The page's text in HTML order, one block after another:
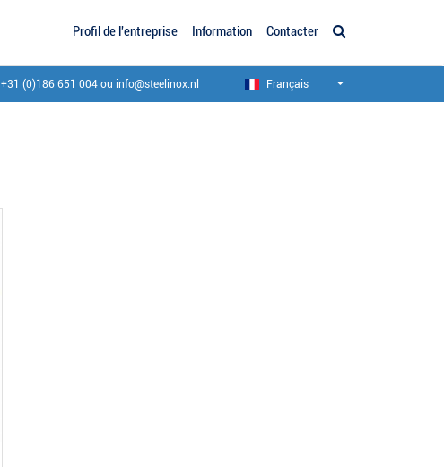
Profil de l'entreprise Information Contacter
+31 (0)186 651 004 ou info@steelinox.nl Français